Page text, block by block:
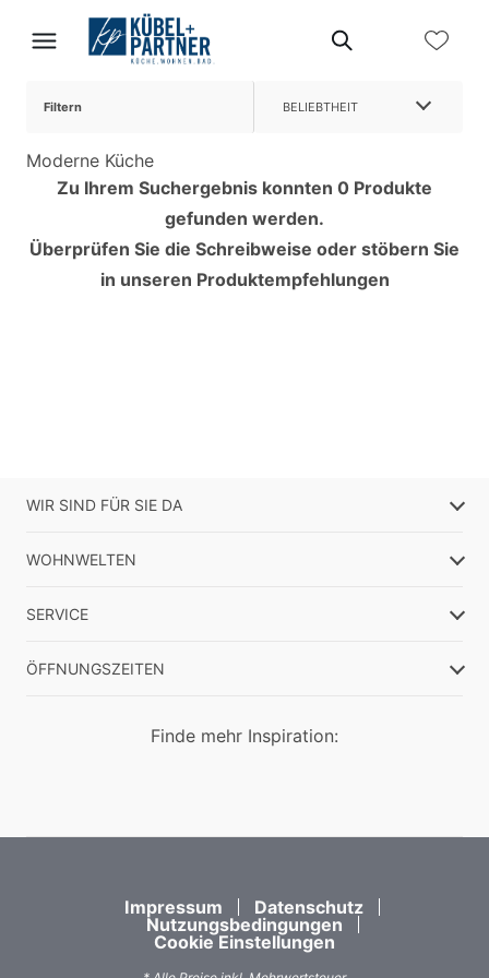
Filtern BELIEBTHEIT
Moderne Küche
Zu Ihrem Suchergebnis konnten 0 Produkte
gefunden werden.
Überprüfen Sie die Schreibweise oder stöbern Sie
in unseren Produktempfehlungen
WIR SIND FÜR SIE DA
WOHNWELTEN
SERVICE
ÖFFNUNGSZEITEN
Finde mehr Inspiration:
Impressum
Datenschutz
Nutzungsbedingungen
Cookie Einstellungen